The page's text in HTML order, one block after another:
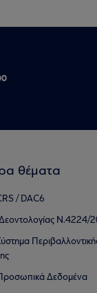
θέματα
/ DAC6
Ν.4224/
Δεδομένα